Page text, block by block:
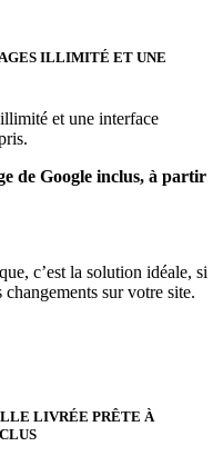
ILLIMITÉ ET UNE
et une interface
de Google inclus, à partir
c’est la solution idéale, si
sur votre site.
LIVRÉE PRÊTE À